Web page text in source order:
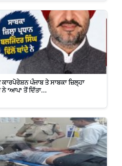
ਪੰਜਾਬ ਤੇ ਸਾਬਕਾ ਜ਼ਿਲ੍ਹਾ
ਨੇ 'ਆਪ' ਤੋਂ ਦਿੱਤਾ...